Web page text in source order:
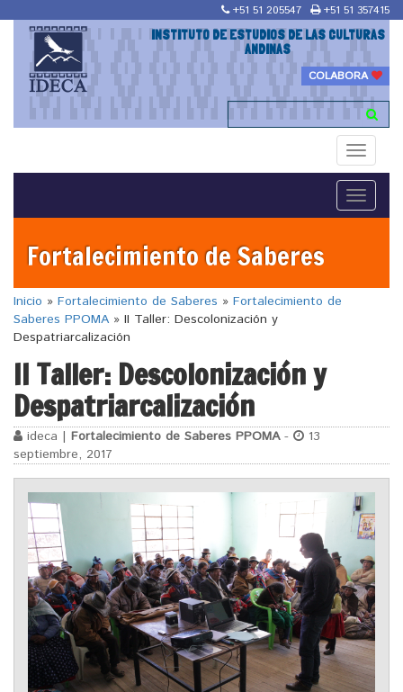
+51 51 205547 +51 51 357415
INSTITUTO DE ESTUDIOS DE LAS CULTURAS
ANDINAS
COLABORA
Toggle
Toggle
Fortalecimiento de Saberes
Inicio » Fortalecimiento de Saberes » Fortalecimiento de
Saberes PPOMA » II Taller: Descolonización y
Despatriarcalización
II Taller: Descolonización y
Despatriarcalización
ideca | Fortalecimiento de Saberes PPOMA-
13
septiembre, 2017